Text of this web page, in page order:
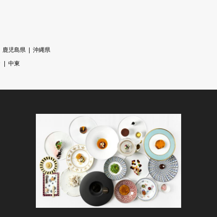
鹿児島県
沖縄県
中東